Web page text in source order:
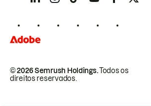
© 2026 Semrush Holdings.Todos os
direitos reservados.